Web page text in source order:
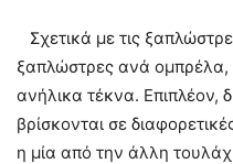
Σχετικά με τις
ξαπλώστρες ανά ομπρέλα,
ανήλικα τέκνα. Επιπλέον,
βρίσκονται σε
η μία από την άλλη